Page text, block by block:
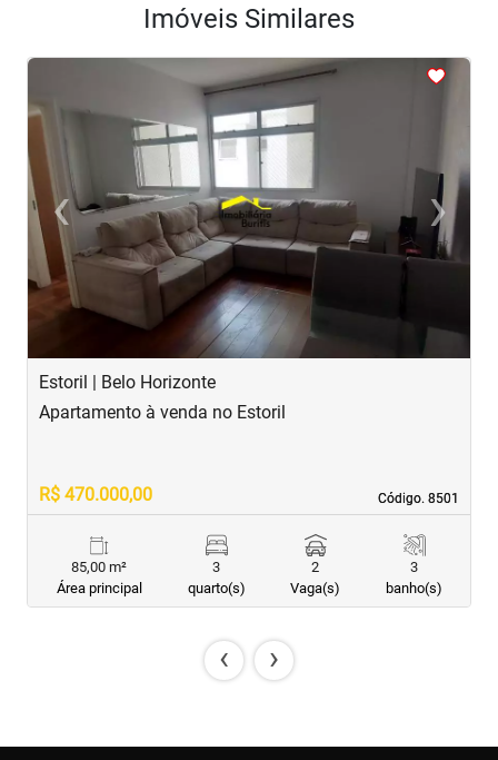
Imóveis Similares
‹Previous ›Next
Estoril | Belo Horizonte
Código. 8501
Código. 8501
Apartamento à venda no Estoril
R$ 470.000,00
85,00 m²
Área principal
3
quarto(s)
2
Vaga(s)
3
banho(s)
‹ ›